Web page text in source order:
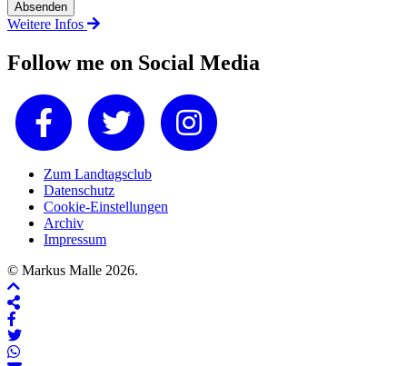
Weitere Infos
Follow me on Social Media
Zum Landtagsclub
Datenschutz
Cookie-Einstellungen
Archiv
Impressum
© Markus Malle 2026.